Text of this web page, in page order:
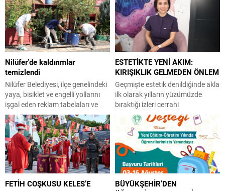
Nilüfer’de kaldırımlar
temizlendi
Nilüfer Belediyesi, ilçe genelindeki
yaya, bisiklet ve engelli yollarını
işgal eden reklam tabelaları ve
dubaları temizledi. Kurallara
uymayan esnafa ve hatalı park
eden sürücülere de cezai işlem
uygulandı. Nilüfer Belediyesi
Zabıta Müdürlüğü ekipleri,
vatandaşların sokaklarda rahat
ve güvenli bir şekilde hareket
edebilmesini sağlamak amacıyla
ESTETİKTE YENİ AKIM:
KIRIŞIKLIK GELMEDEN ÖNLEM
Geçmişte estetik denildiğinde akla
ilk olarak yılların yüzümüzde
bıraktığı izleri cerrahi
müdahalelerle silmek gelirken,
günümüzde bu anlayış yerini çok
daha proaktif bir yaklaşım olan
önleyici estetiğe bırakıyor.
Sorunları ortaya çıktıktan sonra
çözmek yerine oluşmadan
engellemeyi hedefleyen bu
yaklaşım, özellikle genç yaş
FETİH COŞKUSU KELES’E
BÜYÜKŞEHİR’DEN